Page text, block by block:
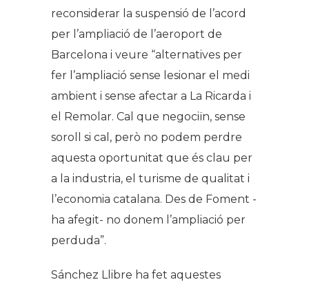
reconsiderar la suspensió de l’acord
per l’ampliació de l’aeroport de
Barcelona i veure “alternatives per
fer l’ampliació sense lesionar el medi
ambient i sense afectar a La Ricarda i
el Remolar. Cal que negociïn, sense
soroll si cal, però no podem perdre
aquesta oportunitat que és clau per
a la industria, el turisme de qualitat i
l’economia catalana. Des de Foment -
ha afegit- no donem l’ampliació per
perduda”.
Sánchez Llibre ha fet aquestes